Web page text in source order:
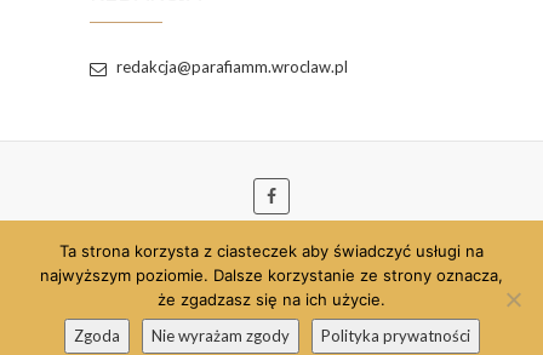
redakcja@parafiamm.wroclaw.pl
© 2026Parafia pw. Najświętszej Maryi Panny
Matki Miłosierdzia we Wrocławiu | Szablon strony
opracowany przez:Theme Freesia| Strona
wspierana przez: WordPress
Ta strona korzysta z ciasteczek aby świadczyć usługi na
najwyższym poziomie. Dalsze korzystanie ze strony oznacza,
że zgadzasz się na ich użycie.
Zgoda
Nie wyrażam zgody Polityka prywatności